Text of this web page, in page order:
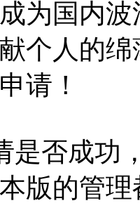
为国内
个人的
请！
否成功，
版的管